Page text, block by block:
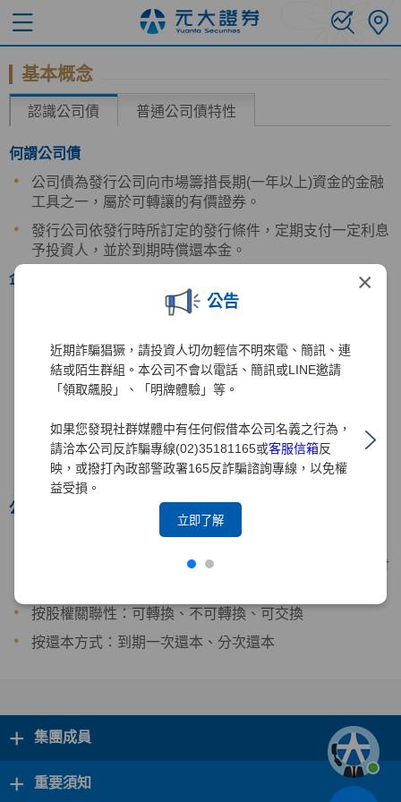
×
公告
近期詐騙猖獗，請投資人切勿輕信不明來電、簡訊、連
結或陌生群組。本公司不會以電話、簡訊或LINE邀請
「領取飆股」、「明牌體驗」等。
如果您發現社群媒體中有任何假借本公司名義之行為，
請洽本公司反詐騙專線(02)35181165或客服信箱反
映，或撥打內政部警政署165反詐騙諮詢專線，以免權
益受損。
立即了解
基本概念
認識公司債 普通公司債特性
何謂公司債
公司債為發行公司向市場籌措長期(一年以上)資金的金融
工具之一，屬於可轉讓的有價證券。
發行公司依發行時所訂定的發行條件，定期支付一定利息
予投資人，並於到期時償還本金。
企業發債需求因素
債務證券化，可於市場上進行買賣。
可避免股本膨脹與發揮財務槓桿原理。
籌資管道增加，企業財務規劃多元化。
公司債利息費用具節稅效果。
資金來源穩定，優於銀行貸款。
把握利率低點，並鎖定長期資金成本最為有利。
公司債分類方式
擔保情形：銀行保證、有擔保品、無擔保(需經信評)
按付息方式：固定利率、浮動利率、結構式、到期一次付
按股權關聯性：可轉換、不可轉換、可交換
按還本方式：到期一次還本、分次還本
+ 集團成員
+ 重要須知